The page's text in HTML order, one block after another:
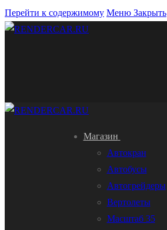
Перейти к содержимому Меню Закрыть
Магазин
Автокран
Автобусы
Автогрейдеры
Вертолеты
Масштаб 35